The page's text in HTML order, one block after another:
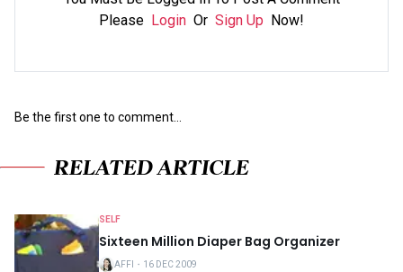
Please Login Or Sign Up Now!
Be the first one to comment...
RELATED ARTICLE
SELF
Sixteen Million Diaper Bag Organizer
AFFI ・ 16 DEC 2009